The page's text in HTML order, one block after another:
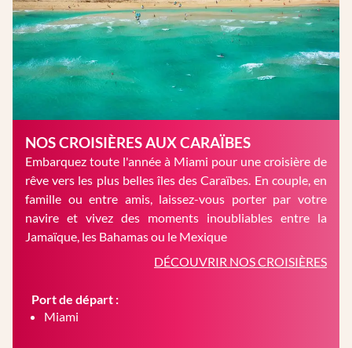
NOS CROISIÈRES AUX CARAÏBES
Embarquez toute l'année à Miami pour une croisière de
rêve vers les plus belles îles des Caraïbes. En couple, en
famille ou entre amis, laissez-vous porter par votre
navire et vivez des moments inoubliables entre la
Jamaïque, les Bahamas ou le Mexique
DÉCOUVRIR NOS CROISIÈRES
Port de départ :
Miami